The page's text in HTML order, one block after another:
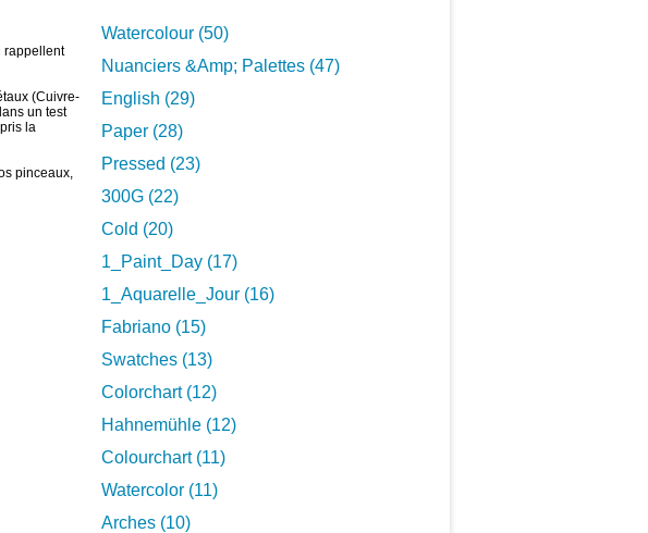
rappellent
(Cuivre-
un test
la
pinceaux,
Watercolour (50)
Nuanciers &Amp; Palettes (47)
English (29)
Paper (28)
Pressed (23)
300G (22)
Cold (20)
1_Paint_Day (17)
1_Aquarelle_Jour (16)
Fabriano (15)
Swatches (13)
Colorchart (12)
Hahnemühle (12)
Colourchart (11)
Watercolor (11)
Arches (10)